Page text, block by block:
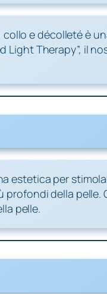
e décolleté è
Light Therapy”, il
estetica per
profondi della pelle.
pelle.